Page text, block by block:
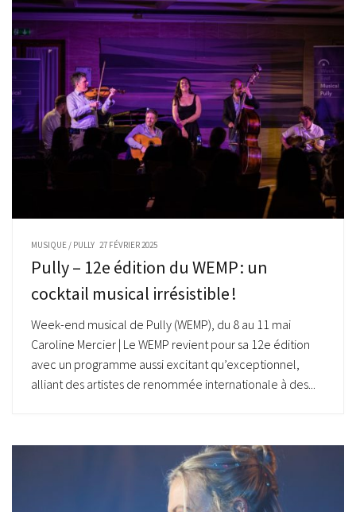
MUSIQUE / PULLY 27 FÉVRIER 2025
Pully – 12e édition du WEMP : un
cocktail musical irrésistible !
Week-end musical de Pully (WEMP), du 8 au 11 mai
Caroline Mercier | Le WEMP revient pour sa 12e édition
avec un programme aussi excitant qu’exceptionnel,
alliant des artistes de renommée internationale à des...